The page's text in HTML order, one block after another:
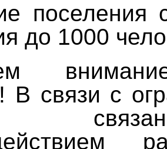
поселения
до 1000
В связи с